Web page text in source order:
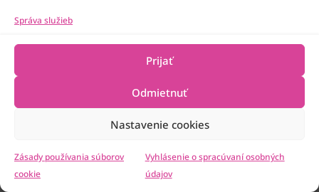
Správa služieb
Prijať
Odmietnuť
Nastavenie cookies
Zásady používania súborov
cookie
Vyhlásenie o spracúvaní osobných
údajov